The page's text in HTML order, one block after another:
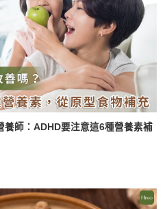
養師：ADHD要注意這6種營養素補